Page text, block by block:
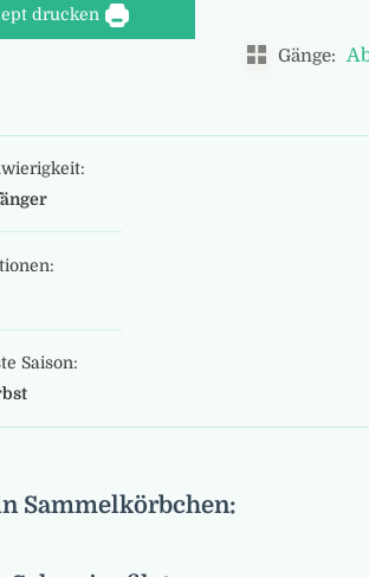
drucken
Gänge:
Saison:
Sammelkörbchen: